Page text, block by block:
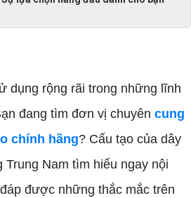
rộng rãi trong những lĩnh
đang tìm đơn vị chuyên cung
chính hãng? Cấu tạo của dây
Trung Nam tìm hiểu ngay nội
được những thắc mắc trên